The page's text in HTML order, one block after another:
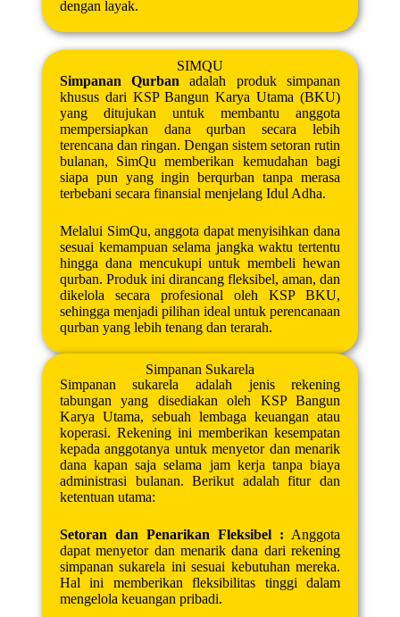
dengan layak.
SIMQU
Simpanan Qurban adalah produk simpanan
khusus dari KSP Bangun Karya Utama (BKU)
yang ditujukan untuk membantu anggota
mempersiapkan dana qurban secara lebih
terencana dan ringan. Dengan sistem setoran rutin
bulanan, SimQu memberikan kemudahan bagi
siapa pun yang ingin berqurban tanpa merasa
terbebani secara finansial menjelang Idul Adha.
Melalui SimQu, anggota dapat menyisihkan dana
sesuai kemampuan selama jangka waktu tertentu
hingga dana mencukupi untuk membeli hewan
qurban. Produk ini dirancang fleksibel, aman, dan
dikelola secara profesional oleh KSP BKU,
sehingga menjadi pilihan ideal untuk perencanaan
qurban yang lebih tenang dan terarah.
Simpanan Sukarela
Simpanan sukarela adalah jenis rekening
tabungan yang disediakan oleh KSP Bangun
Karya Utama, sebuah lembaga keuangan atau
koperasi. Rekening ini memberikan kesempatan
kepada anggotanya untuk menyetor dan menarik
dana kapan saja selama jam kerja tanpa biaya
administrasi bulanan. Berikut adalah fitur dan
ketentuan utama:
Setoran dan Penarikan Fleksibel : Anggota
dapat menyetor dan menarik dana dari rekening
simpanan sukarela ini sesuai kebutuhan mereka.
Hal ini memberikan fleksibilitas tinggi dalam
mengelola keuangan pribadi.